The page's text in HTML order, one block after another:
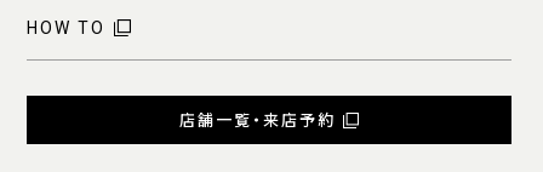
HOW TO
店舗一覧・来店予約